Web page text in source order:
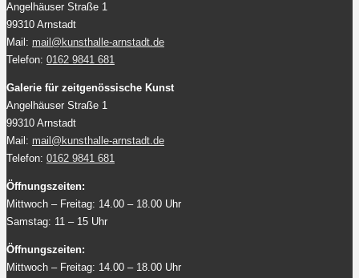
Angelhäuser Straße 1
99310 Arnstadt
Mail: mail@kunsthalle-arnstadt.de
Telefon: 0162 9841 681
Galerie für zeitgenössische Kunst
Angelhäuser Straße 1
99310 Arnstadt
Mail: mail@kunsthalle-arnstadt.de
Telefon: 0162 9841 681
Öffnungszeiten:
Mittwoch – Freitag: 14.00 – 18.00 Uhr
Samstag: 11 – 15 Uhr
Öffnungszeiten:
Mittwoch – Freitag: 14.00 – 18.00 Uhr